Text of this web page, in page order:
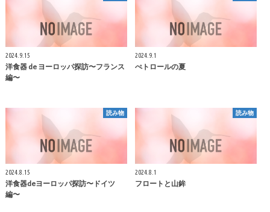
2024.9.15
洋食器 de ヨーロッパ探訪〜フランス
編〜
2024.9.1
ぺトロールの夏
読み物
2024.8.15
洋食器deヨーロッパ探訪〜ドイツ
編〜
読み物
2024.8.1
フロートと山鉾